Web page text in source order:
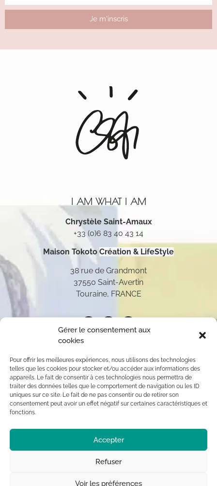
Gérer le consentement aux
cookies
Pour offrir les meilleures expériences, nous utilisons des technologies
telles que les cookies pour stocker et/ou accéder aux informations des
appareils. Le fait de consentir à ces technologies nous permettra de
traiter des données telles que le comportement de navigation ou les ID
uniques sur ce site. Le fait de ne pas consentir ou de retirer son
consentement peut avoir un effet négatif sur certaines caractéristiques et
fonctions.
Accepter
Refuser
Voir les préférences
Je m'inscris
I AM WHAT I AM
Chrystèle Saint-Amaux
+33 (0)6 83 40 43 14
Maison Tokoto Création & LifeStyle
38 rue de Grandmont
37550 Saint-Avertin
Touraine, FRANCE
Toutes les oeuvres présentées sur ce site appartiennent
exclusivement à l’auteur (sauf mention contraire) aux
termes des articles L 111-1 et L112-1 du code de la
Propriété Intellectuelle. Par conséquent, toute
interdits sans autorisation du titulaire des droits ©